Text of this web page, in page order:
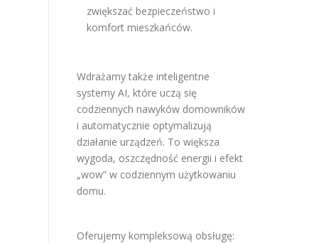
zwiększać bezpieczeństwo i
komfort mieszkańców.
Wdrażamy także inteligentne
systemy AI, które uczą się
codziennych nawyków domowników
i automatycznie optymalizują
działanie urządzeń. To większa
wygoda, oszczędność energii i efekt
„wow” w codziennym użytkowaniu
domu.
Oferujemy kompleksową obsługę: